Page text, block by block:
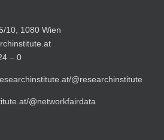
10, 1080 Wien
– 0
@researchinstitute
@networkfairdata